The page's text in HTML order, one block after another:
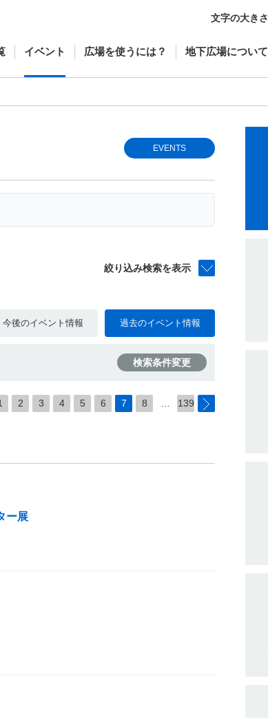
文字の大きさ
イベント 広場を使うには？ 地下広場について
EVENTS
絞り込み検索を表示
今後のイベント情報 過去のイベント情報
検索条件変更
2 3 4 5 6 7 8 139
ー展